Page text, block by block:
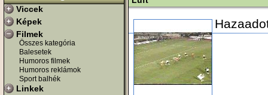
Viccek
Képek
Filmek
Összes kategória
Balesetek
Humoros filmek
Humoros reklámok
Sport balhék
Linkek